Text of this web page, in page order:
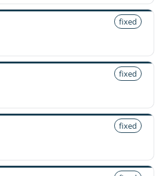
fixed
fixed
fixed